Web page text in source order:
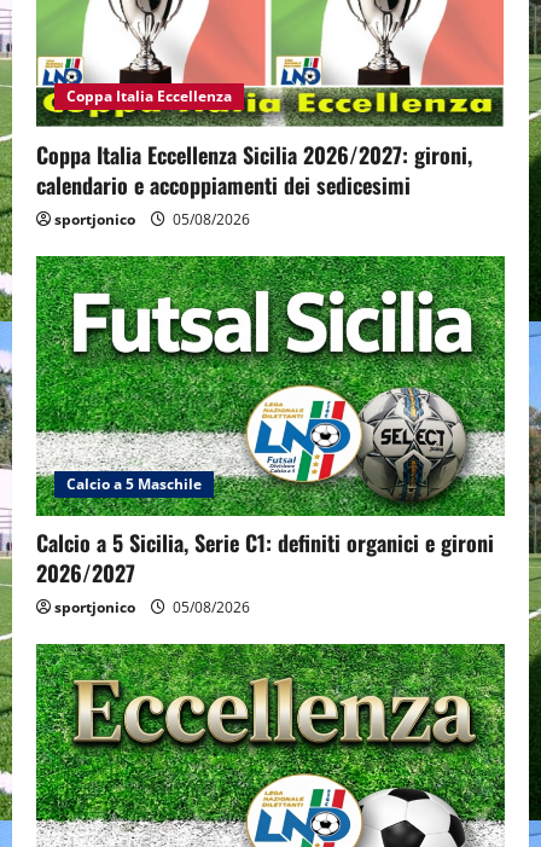
Coppa Italia Eccellenza
Coppa Italia Eccellenza Sicilia 2026/2027: gironi,
calendario e accoppiamenti dei sedicesimi
sportjonico 05/08/2026
Calcio a 5 Maschile
Calcio a 5 Sicilia, Serie C1: definiti organici e gironi
2026/2027
sportjonico 05/08/2026